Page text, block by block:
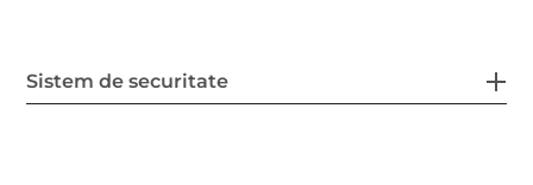
Sistem de securitate